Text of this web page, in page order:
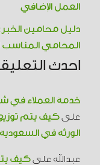
العمل الإضافي
دليل محامين
المحامي
احدث
خدمة العملاء في
علىكيف يتم
الورثة في
عبدالله علىكيف